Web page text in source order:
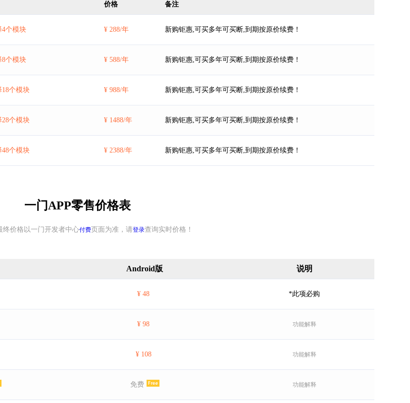
价格 备注
4个模块 ¥ 288/年 新购钜惠,可买多年可买断,到期按原价续费！
8个模块 ¥ 588/年 新购钜惠,可买多年可买断,到期按原价续费！
个模块 ¥ 988/年 新购钜惠,可买多年可买断,到期按原价续费！
个模块 ¥ 1488/年 新购钜惠,可买多年可买断,到期按原价续费！
个模块 ¥ 2388/年 新购钜惠,可买多年可买断,到期按原价续费！
一门APP零售价格表
终价格以一门开发者中心付费页面为准，请登录查询实时价格！
Android版 说明
¥ 48 *此项必购
¥ 98 功能解释
¥ 108 功能解释
免费 功能解释